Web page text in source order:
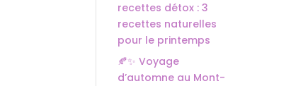
recettes détox : 3
recettes naturelles
pour le printemps
🍂✨ Voyage
d’automne au Mont-